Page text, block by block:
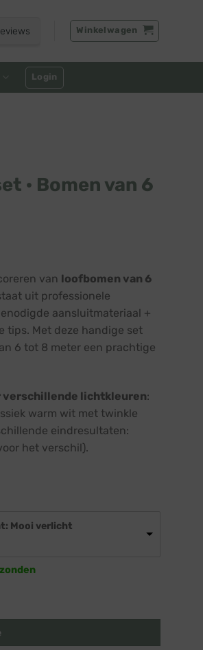
Winkelwagen
Login
· Bomen van 6
van loofbomen van 6
uit professionele
aansluitmateriaal +
tips. Met deze handige set
6 tot 8 meter een prachtige
verschillende lichtkleuren:
warm wit met twinkle
eindresultaten:
het verschil).
Mooi verlicht